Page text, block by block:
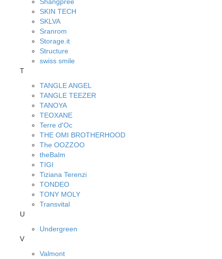
SKIN TECH
SKLVA
Sranrom
Storage.it
Structure
swiss smile
T
TANGLE ANGEL
TANGLE TEEZER
TANOYA
TEOXANE
Terre d'Oc
THE OMI BROTHERHOOD
The OOZZOO
theBalm
TIGI
Tiziana Terenzi
TONDEO
TONY MOLY
Transvital
U
Undergreen
V
Valmont